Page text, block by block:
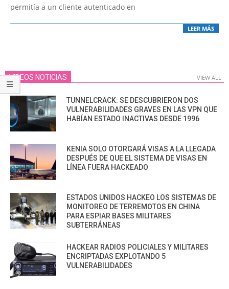
permitía a un cliente autenticado en
LEER MÁS
VIDEOS NOTICIAS VIEW ALL
TUNNELCRACK: SE DESCUBRIERON DOS
VULNERABILIDADES GRAVES EN LAS VPN QUE
HABÍAN ESTADO INACTIVAS DESDE 1996
KENIA SOLO OTORGARÁ VISAS A LA LLEGADA
DESPUÉS DE QUE EL SISTEMA DE VISAS EN
LÍNEA FUERA HACKEADO
ESTADOS UNIDOS HACKEO LOS SISTEMAS DE
MONITOREO DE TERREMOTOS EN CHINA
PARA ESPIAR BASES MILITARES
SUBTERRÁNEAS
HACKEAR RADIOS POLICIALES Y MILITARES
ENCRIPTADAS EXPLOTANDO 5
VULNERABILIDADES